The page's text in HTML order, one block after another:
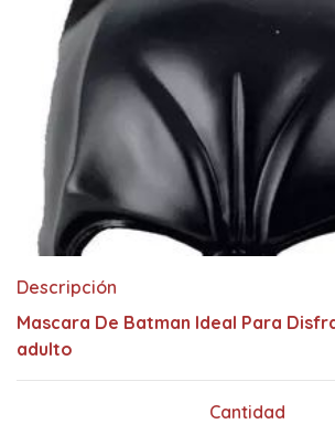
Descripción
Mascara De Batman Ideal Para
adulto
Cantidad